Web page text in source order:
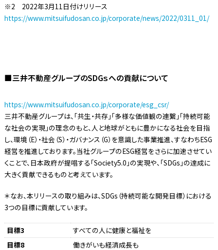
※2 2022年3月11日付けリリース
https://www.mitsuifudosan.co.jp/corporate/news/2022/0311_01/
■三井不動産グループのSDGｓへの貢献について
https://www.mitsuifudosan.co.jp/corporate/esg_csr/
三井不動産グループは、「共生・共存」「多様な価値観の連繋」「持続可能
な社会の実現」の理念のもと、人と地球がともに豊かになる社会を目指
し、環境（E）・社会（S）・ガバナンス（G）を意識した事業推進、すなわちESG
経営を推進しております。当社グループのESG経営をさらに加速させてい
くことで、日本政府が提唱する「Society5.0」の実現や、「SDGs」の達成に
大きく貢献できるものと考えています。
＊なお、本リリースの取り組みは、SDGs（持続可能な開発目標）における
3つの目標に貢献しています。
目標3
すべての人に健康と福祉を
目標8
働きがいも経済成長も